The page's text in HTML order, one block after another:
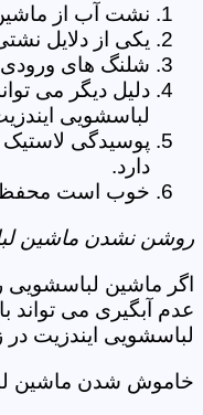
نشت آب از
یکی از دلایل
شلنگ های ورودی
دلیل دیگر می
لباسشویی
پوسیدگی
دارد.
خوب است محفظه
روشن نشدن ماشین
اگر ماشین لباسشویی
عدم آبگیری می
لباسشویی ایندزیت
خاموش شدن ماشین